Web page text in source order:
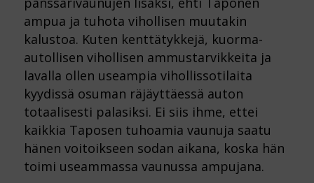
ampua ja tuhota vihollisen muutakin
kalustoa. Kuten kenttätykkejä, kuorma-
autollisen vihollisen ammustarvikkeita ja
lavalla ollen useampia vihollissotilaita
kyydissä osuman räjäyttäessä auton
totaalisesti palasiksi. Ei siis ihme, ettei
kaikkia Taposen tuhoamia vaunuja saatu
hänen voitoikseen sodan aikana, koska hän
toimi useammassa vaunussa ampujana.